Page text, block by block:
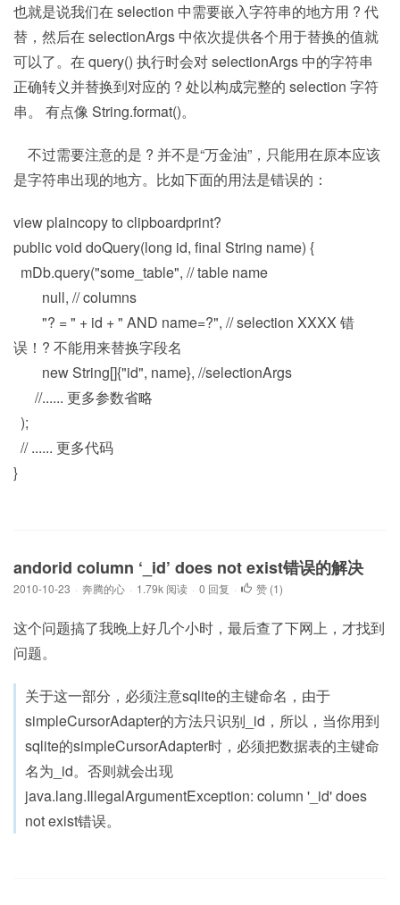
也就是说我们在 selection 中需要嵌入字符串的地方用 ? 代
替，然后在 selectionArgs 中依次提供各个用于替换的值就
可以了。在 query() 执行时会对 selectionArgs 中的字符串
正确转义并替换到对应的 ? 处以构成完整的 selection 字符
串。 有点像 String.format()。
不过需要注意的是 ? 并不是“万金油”，只能用在原本应该
是字符串出现的地方。比如下面的用法是错误的：
view plaincopy to clipboardprint?
public void doQuery(long id, final String name) {
mDb.query("some_table", // table name
null, // columns
"? = " + id + " AND name=?", // selection XXXX 错
误！? 不能用来替换字段名
new String[]{"id", name}, //selectionArgs
//...... 更多参数省略
);
// ...... 更多代码
}
andorid column ‘_id’ does not exist错误的解决
2010-10-23 · 奔腾的心 · 1.79k 阅读 · 0 回复 · 赞 (1)
这个问题搞了我晚上好几个小时，最后查了下网上，才找到
问题。
关于这一部分，必须注意sqlite的主键命名，由于
simpleCursorAdapter的方法只识别_id，所以，当你用到
sqlite的simpleCursorAdapter时，必须把数据表的主键命
名为_id。否则就会出现
java.lang.IllegalArgumentException: column '_id' does
not exist错误。